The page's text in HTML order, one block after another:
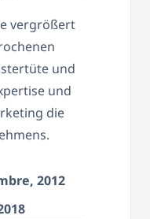
vergrößert
und
und
die
2012